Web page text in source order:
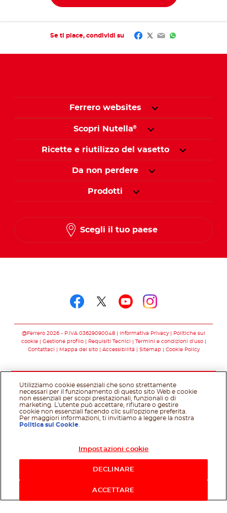
Se ti piace, condividi su Facebook
Twitter
EmailWhatsApp
Ferrero websites
Scopri Nutella®
Ricette e riutilizzo del vasetto
Da non perdere
Prodotti
Scegli il tuo paese
@Ferrero 2026 - P.IVA 03629090048 Informativa Privacy
Politiche sui
cookie
Gestione profilo Requisiti Tecnici
Termini e condizioni d’uso
Contattaci
Mappa del sito Accessibilità Sitemap Cookie Policy
Utilizziamo cookie essenziali che sono strettamente
necessari per il funzionamento di questo sito Web e cookie
non essenziali per scopi prestazionali, funzionali o di
marketing. L'utente può accettare, rifiutare o gestire
cookie non essenziali facendo clic sull'opzione preferita.
Per maggiori informazioni, ti invitiamo a leggere la nostra
Politica sui Cookie
Impostazioni cookie
DECLINARE
ACCETTARE